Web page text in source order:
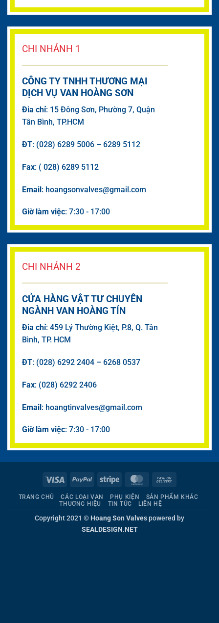
CHI NHÁNH 1
CÔNG TY TNHH THƯƠNG MẠI
DỊCH VỤ VAN HOÀNG SƠN
Đia chỉ: 15 Đông Sơn, Phường 7, Quận
Tân Bình, TP.HCM
ĐT: (028) 6289 5006 – 6289 5112
Fax: ( 028) 6289 5112
Email: hoangsonvalves@gmail.com
Giờ làm việc: 7:30 - 17:00
CHI NHÁNH 2
CỬA HÀNG VẬT TƯ CHUYÊN
NGÀNH VAN HOÀNG TÍN
Đia chỉ: 459 Lý Thường Kiệt, P.8, Q. Tân
Bình, TP. HCM
ĐT: (028) 6292 2404 – 6268 0537
Fax: (028) 6292 2406
Email: hoangtinvalves@gmail.com
Giờ làm việc: 7:30 - 17:00
Visa PayPal Stripe MasterCard
Delivery
TRANG CHỦ CÁC LOẠI VAN PHỤ KIỆN
SẢN PHẨM KHÁC
THƯƠNG HIỆU
TIN TỨC LIÊN HỆ
Copyright 2021 © Hoang Son Valvespowered by
SEALDESIGN.NET